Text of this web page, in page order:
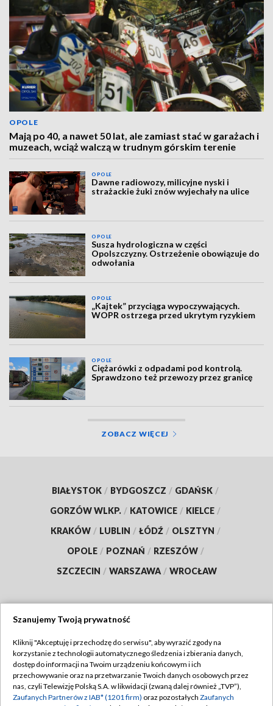
OPOLE
Mają po 40, a nawet 50 lat, ale zamiast stać w garażach i
muzeach, wciąż walczą w trudnym górskim terenie
OPOLE
Dawne radiowozy, milicyjne nyski i
strażackie żuki znów wyjechały na ulice
OPOLE
Susza hydrologiczna w części
Opolszczyzny. Ostrzeżenie obowiązuje do
odwołania
OPOLE
„Kajtek” przyciąga wypoczywających.
WOPR ostrzega przed ukrytym ryzykiem
OPOLE
Ciężarówki z odpadami pod kontrolą.
Sprawdzono też przewozy przez granicę
ZOBACZ WIĘCEJ
BIAŁYSTOK / BYDGOSZCZ / GDAŃSK /
GORZÓW WLKP. / KATOWICE / KIELCE /
KRAKÓW / LUBLIN / ŁÓDŹ / OLSZTYN /
OPOLE / POZNAŃ / RZESZÓW /
SZCZECIN / WARSZAWA / WROCŁAW
TVP
Abonament TVP
Emisja w TVP
Regulamin TVP
Polityka prywatności
Szanujemy Twoją prywatność
Kliknij "Akceptuję i przechodzę do serwisu", aby wyrazić zgody na
korzystanie z technologii automatycznego śledzenia i zbierania danych,
dostęp do informacji na Twoim urządzeniu końcowym i ich
przechowywanie oraz na przetwarzanie Twoich danych osobowych przez
nas, czyli Telewizję Polską S.A. w likwidacji (zwaną dalej również „TVP”),
Zaufanych Partnerów z IAB* (1201 firm) oraz pozostałych Zaufanych